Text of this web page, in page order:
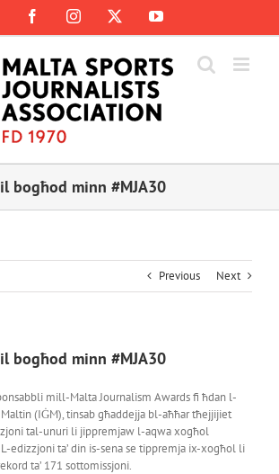
FacebookInstagram YouTube
bogħod minn #MJA30
Previous Next
bogħod minn #MJA30
mill-Malta Journalism Awards fi ħdan l-
(IĠM), tinsab għaddejja bl-aħħar tħejjijiet
tal-unuri li jippremjaw l-aqwa xogħol
edizzjoni ta’ din is-sena se tippremja ix-xogħol li
ta’ 171 sottomissjoni.